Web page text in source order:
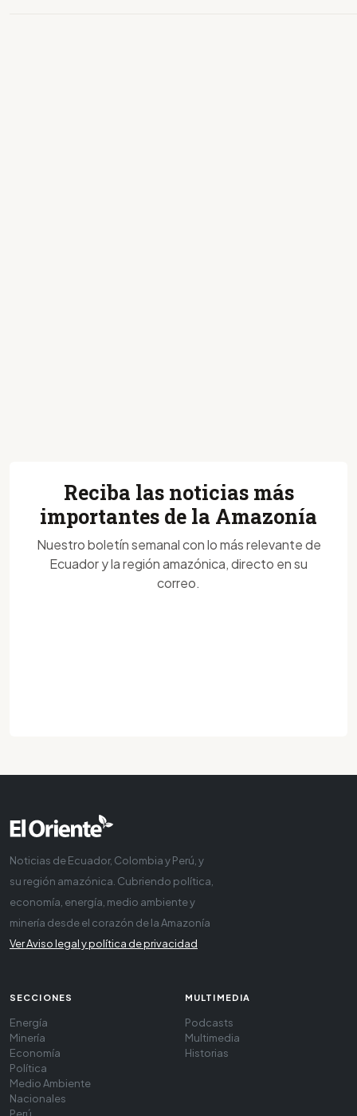
Reciba las noticias más
importantes de la Amazonía
Nuestro boletín semanal con lo más relevante de
Ecuador y la región amazónica, directo en su
correo.
Noticias de Ecuador, Colombia y Perú, y
su región amazónica. Cubriendo política,
economía, energía, medio ambiente y
minería desde el corazón de la Amazonía
Ver Aviso legal y política de privacidad
SECCIONES
Energía
Minería
Economía
Política
Medio Ambiente
Nacionales
MULTIMEDIA
Podcasts
Multimedia
Historias